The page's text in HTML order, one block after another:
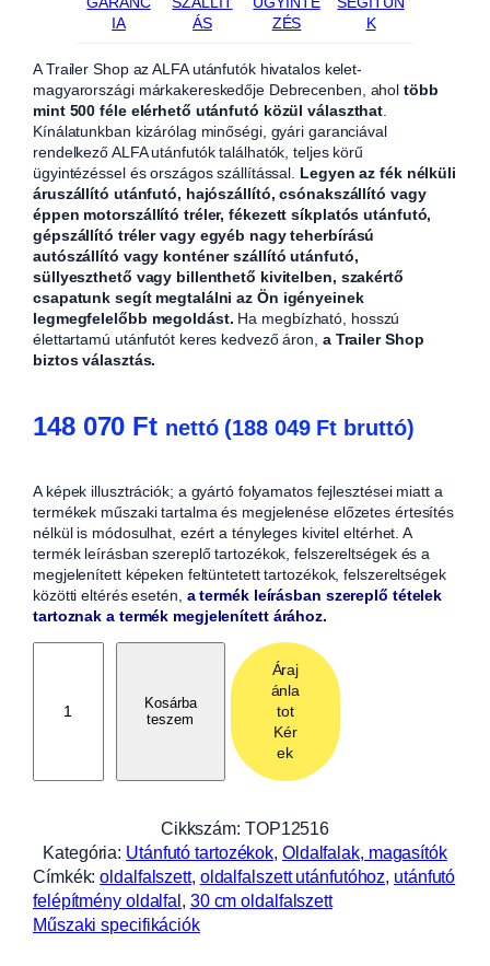
IA
ÁS
ZÉS
K
A Trailer Shop az ALFA utánfutók hivatalos kelet-
magyarországi márkakereskedője Debrecenben, aholtöbb
mint 500 féle elérhető utánfutó közül választhat
Kínálatunkban kizárólag minőségi, gyári garanciával
rendelkező ALFA utánfutók találhatók, teljes körű
ügyintézéssel és országos szállítással. Legyen az fék nélküli
áruszállító utánfutó, hajószállító, csónakszállító vagy
éppen motorszállító tréler, fékezett síkplatós utánfutó,
gépszállító tréler vagy egyéb nagy teherbírású
autószállító vagy konténer szállító utánfutó,
süllyeszthető vagy billenthető kivitelben, szakértő
csapatunk segít megtalálni az Ön igényeinek
legmegfelelőbb megoldást. Ha megbízható, hosszú
élettartamú utánfutót keres kedvező áron, a Trailer Shop
biztos választás.
148 070 Ft nettó (188 049 Ft bruttó)
A képek illusztrációk; a gyártó folyamatos fejlesztései miatt a
termékek műszaki tartalma és megjelenése előzetes értesítés
nélkül is módosulhat, ezért a tényleges kivitel eltérhet. A
termék leírásban szereplő tartozékok, felszereltségek és a
megjelenített képeken feltüntetett tartozékok, felszereltségek
közötti eltérés esetén, a termék leírásban szereplő tételek
tartoznak a termék megjelenített árához.
z
e
t
Kosárba
teszem
Áraj
ánla
tot
Kér
ek
Cikkszám: TOP12516
Kategória: Utánfutó tartozékok, Oldalfalak, magasítók
Címkék:oldalfalszett, oldalfalszett utánfutóhoz, utánfutó
felépítmény oldalfal, 30 cm oldalfalszett
Műszaki specifikációk